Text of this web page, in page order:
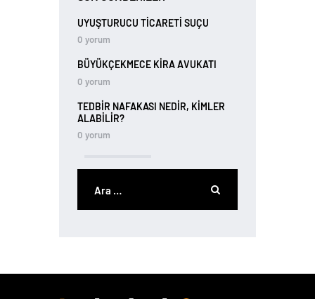
UYUŞTURUCU TİCARETİ SUÇU
0 yorum
BÜYÜKÇEKMECE KIRA AVUKATI
0 yorum
TEDBIR NAFAKASI NEDIR, KIMLER
ALABILIR?
0 yorum